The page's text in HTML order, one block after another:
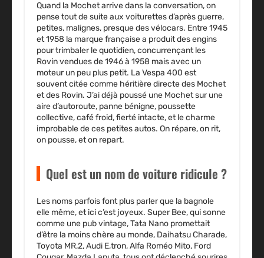
Quand la Mochet arrive dans la conversation, on
pense tout de suite aux voiturettes d’après guerre,
petites, malignes, presque des vélocars. Entre 1945
et 1958 la marque française a produit des engins
pour trimbaler le quotidien, concurrençant les
Rovin vendues de 1946 à 1958 mais avec un
moteur un peu plus petit. La Vespa 400 est
souvent citée comme héritière directe des Mochet
et des Rovin. J’ai déjà poussé une Mochet sur une
aire d’autoroute, panne bénigne, poussette
collective, café froid, fierté intacte, et le charme
improbable de ces petites autos. On répare, on rit,
on pousse, et on repart.
Quel est un nom de voiture ridicule ?
Les noms parfois font plus parler que la bagnole
elle même, et ici c’est joyeux. Super Bee, qui sonne
comme une pub vintage, Tata Nano promettait
d’être la moins chère au monde, Daihatsu Charade,
Toyota MR,2, Audi E,tron, Alfa Roméo Mito, Ford